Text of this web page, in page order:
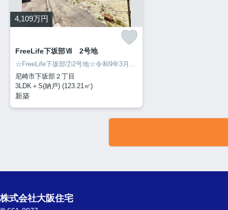
4,109万円
FreeLife下坂部Ⅶ 2号地
☆FreeLife下坂部⑦2号地☆令和9年3月完成予定！☆ＺＥＨ水準取得住宅予定！☆設計性能評価・建設性能評価取得予定☆一次エネルギー6、断熱等級5、耐震等級3取得予定☆設備…ランドリルームには乾太くん設置☆食洗器深型☆浴室ミストサウナ・TV付き☆大型シューズクローク☆ファミリークローゼット☆洗面台は幅1200と広くご利用いただけます！ご興味ある方はぜひお問い合わせください！
尼崎市下坂部２丁目
3LDK＋S(納戸) (123.21㎡)
新築
株式会社大阪住宅